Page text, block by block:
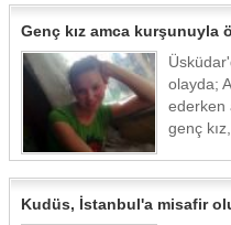
Genç kız amca kurşunuyla
olayda;
ederken
genç
Kudüs, İstanbul'a misafir